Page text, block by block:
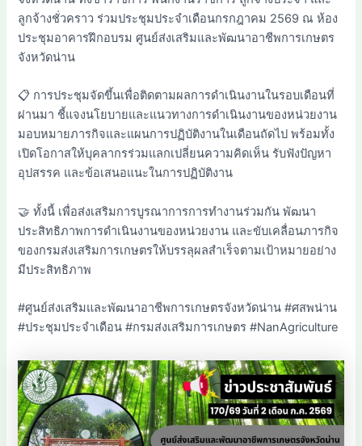
ลูกจ้างชั่วคราว ร่วมประชุมประจำเดือนกรกฎาคม 2569 ณ ห้อง
ประชุมอาคารฝึกอบรม ศูนย์ส่งเสริมและพัฒนาอาชีพการเกษตร
จังหวัดน่าน
📋 การประชุมจัดขึ้นเพื่อติดตามผลการดำเนินงานในรอบเดือนที่
ผ่านมา ชี้แจงนโยบายและแนวทางการดำเนินงานของหน่วยงาน
มอบหมายภารกิจและแผนการปฏิบัติงานในเดือนถัดไป พร้อมทั้ง
เปิดโอกาสให้บุคลากรร่วมแลกเปลี่ยนความคิดเห็น รับฟังปัญหา
อุปสรรค และข้อเสนอแนะในการปฏิบัติงาน
🤝 ทั้งนี้ เพื่อส่งเสริมการบูรณาการการทำงานร่วมกัน พัฒนา
ประสิทธิภาพการดำเนินงานของหน่วยงาน และขับเคลื่อนภารกิจ
ของกรมส่งเสริมการเกษตรให้บรรลุผลสำเร็จตามเป้าหมายอย่าง
มีประสิทธิภาพ
#ศูนย์ส่งเสริมและพัฒนาอาชีพการเกษตรจังหวัดน่าน #ศสพน่าน
#ประชุมประจำเดือน #กรมส่งเสริมการเกษตร #NanAgriculture